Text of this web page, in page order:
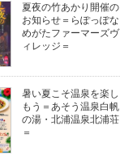
夏夜の竹あかり開催の
お知らせ＝らぽっぽな
めがたファーマーズヴ
ィレッジ＝
暑い夏こそ温泉を楽し
もう＝あそう温泉白帆
の湯・北浦温泉北浦荘
＝